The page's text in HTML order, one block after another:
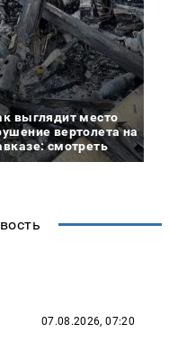
выглядит место
вертолета на
смотреть
07.08.2026, 07:20